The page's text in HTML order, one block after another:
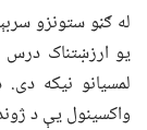
له ګڼو ستونزو
یو ارزښتناک درس
لمسیانو نیکه دی.
واکسینول یې د